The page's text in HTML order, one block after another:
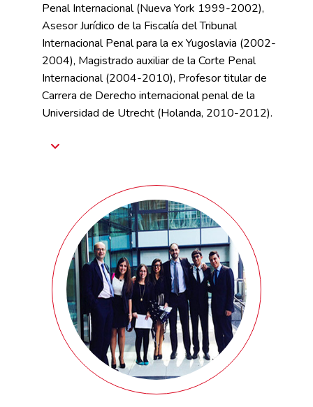
Penal Internacional (Nueva York 1999-2002),
Asesor Jurídico de la Fiscalía del Tribunal
Internacional Penal para la ex Yugoslavia (2002-
2004), Magistrado auxiliar de la Corte Penal
Internacional (2004-2010), Profesor titular de
Carrera de Derecho internacional penal de la
Universidad de Utrecht (Holanda, 2010-2012).